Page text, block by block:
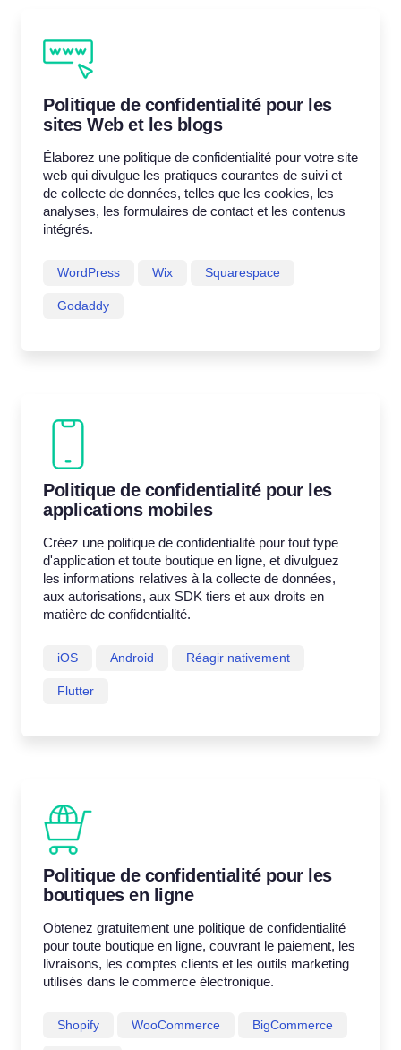
Politique de confidentialité pour les
sites Web et les blogs
Élaborez une politique de confidentialité pour votre site
web qui divulgue les pratiques courantes de suivi et
de collecte de données, telles que les cookies, les
analyses, les formulaires de contact et les contenus
intégrés.
WordPress Wix Squarespace
Godaddy
Politique de confidentialité pour les
applications mobiles
Créez une politique de confidentialité pour tout type
d'application et toute boutique en ligne, et divulguez
les informations relatives à la collecte de données,
aux autorisations, aux SDK tiers et aux droits en
matière de confidentialité.
iOS Android Réagir nativement
Flutter
Politique de confidentialité pour les
boutiques en ligne
Obtenez gratuitement une politique de confidentialité
pour toute boutique en ligne, couvrant le paiement, les
livraisons, les comptes clients et les outils marketing
utilisés dans le commerce électronique.
Shopify WooCommerce BigCommerce